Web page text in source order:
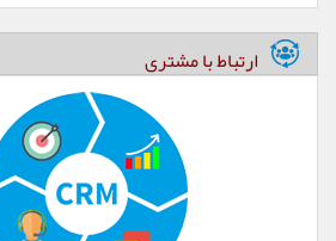
ارتباط با مشتری